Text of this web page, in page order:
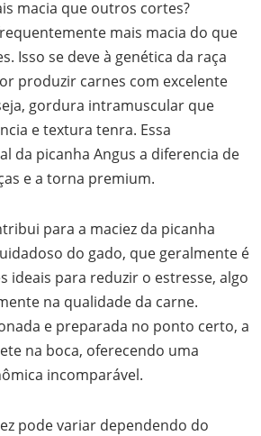
macia que outros cortes?
mais macia do que
Isso se deve à genética da raça
produzir carnes com excelente
gordura intramuscular que
e textura tenra. Essa
da picanha Angus a diferencia de
e a torna premium.
para a maciez da picanha
do gado, que geralmente é
ideais para reduzir o estresse, algo
na qualidade da carne.
e preparada no ponto certo, a
na boca, oferecendo uma
incomparável.
pode variar dependendo do